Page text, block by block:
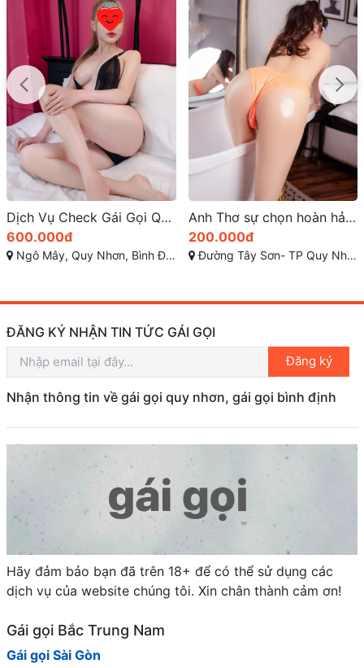
Dịch Vụ Check Gái Gọi Quy Nhơn Tại Bình Định
600.000đ
Ngô Mây, Quy Nhơn, Bình Định
Anh Thơ sự chọn hoàn hảo của dịch vụ gaigoiquynhon
200.000đ
Đường Tây Sơn- TP Quy Nhơn - Bình Định
ĐĂNG KÝ NHẬN TIN TỨC GÁI GỌI
Đăng ký
Nhận thông tin về gái gọi quy nhơn, gái gọi bình định
Hãy đảm bảo bạn đã trên 18+ để có thể sử dụng các
dịch vụ của website chúng tôi. Xin chân thành cảm ơn!
Gái gọi Bắc Trung Nam
Gái gọi Sài Gòn